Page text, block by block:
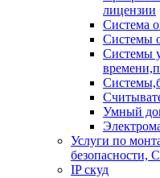
лицензии
Система
Системы
Системы
Умный
Услуги по
IP скуд